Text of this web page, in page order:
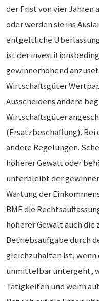
der Frist von vier Jahren
oder werden sie ins
entgeltliche
ist der
gewinnerhöhend
Wirtschaftsgüter
Ausscheidens andere
Wirtschaftsgüter
(Ersatzbeschaffung).
andere Regelungen.
höherer Gewalt oder
unterbleibt der
Wartung der
BMF die
höherer Gewalt auch die
Betriebsaufgabe durch
gleichzuhalten ist, wenn
unmittelbar untergeht,
Tätigkeiten und wenn